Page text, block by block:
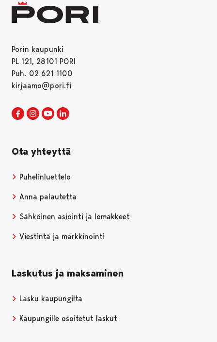
Porin kaupunki
PL 121, 28101 PORI
Puh. 02 621 1100
kirjaamo@pori.fi
Porin kaupunki Facebookissa
Avautuu uudessa välilehdessä
Porin kaupunki Instagramissa
Avautuu uudessa välilehdessä
Porin kaupunki Youtubessa
Avautuu uudessa välilehdessä
Ota yhteyttä
Puhelinluettelo
Anna palautetta
Sähköinen asiointi ja lomakkeet
Viestintä ja markkinointi
Laskutus ja maksaminen
Lasku kaupungilta
Kaupungille osoitetut laskut